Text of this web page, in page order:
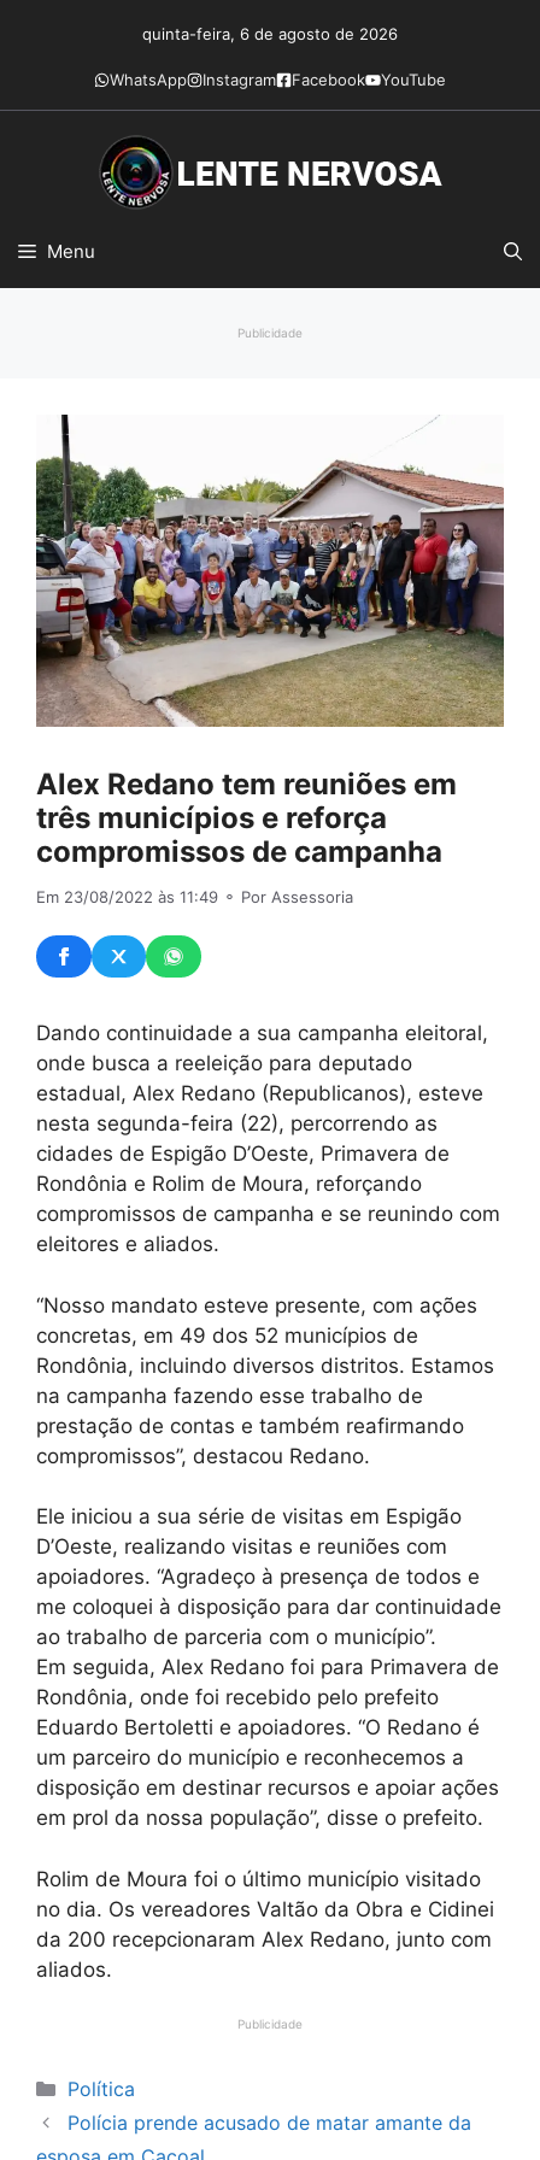
conteúdo
quinta-feira, 6 de agosto de 2026
WhatsApp Instagram Facebook YouTube
Menu
Publicidade
Alex Redano tem reuniões em
três municípios e reforça
compromissos de campanha
Em 23/08/2022 às 11:49 ⚬ Por Assessoria
Dando continuidade a sua campanha eleitoral,
onde busca a reeleição para deputado
estadual, Alex Redano (Republicanos), esteve
nesta segunda-feira (22), percorrendo as
cidades de Espigão D’Oeste, Primavera de
Rondônia e Rolim de Moura, reforçando
compromissos de campanha e se reunindo com
eleitores e aliados.
“Nosso mandato esteve presente, com ações
concretas, em 49 dos 52 municípios de
Rondônia, incluindo diversos distritos. Estamos
na campanha fazendo esse trabalho de
prestação de contas e também reafirmando
compromissos”, destacou Redano.
Ele iniciou a sua série de visitas em Espigão
D’Oeste, realizando visitas e reuniões com
apoiadores. “Agradeço à presença de todos e
me coloquei à disposição para dar continuidade
ao trabalho de parceria com o município”.
Em seguida, Alex Redano foi para Primavera de
Rondônia, onde foi recebido pelo prefeito
Eduardo Bertoletti e apoiadores. “O Redano é
um parceiro do município e reconhecemos a
disposição em destinar recursos e apoiar ações
em prol da nossa população”, disse o prefeito.
Rolim de Moura foi o último município visitado
no dia. Os vereadores Valtão da Obra e Cidinei
da 200 recepcionaram Alex Redano, junto com
aliados.
Publicidade
Categorias
Política
Polícia prende acusado de matar amante da